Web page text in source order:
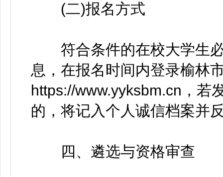
(二)报名方式
符合条件的在校大学生必
息，在报名时间内登录榆林
https://www.yyksbm.cn，若
的，将记入个人诚信档案并
四、遴选与资格审查